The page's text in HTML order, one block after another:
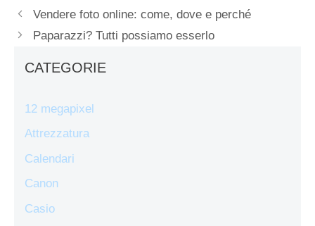
Vendere foto online: come, dove e perché
Paparazzi? Tutti possiamo esserlo
CATEGORIE
12 megapixel
Attrezzatura
Calendari
Canon
Casio